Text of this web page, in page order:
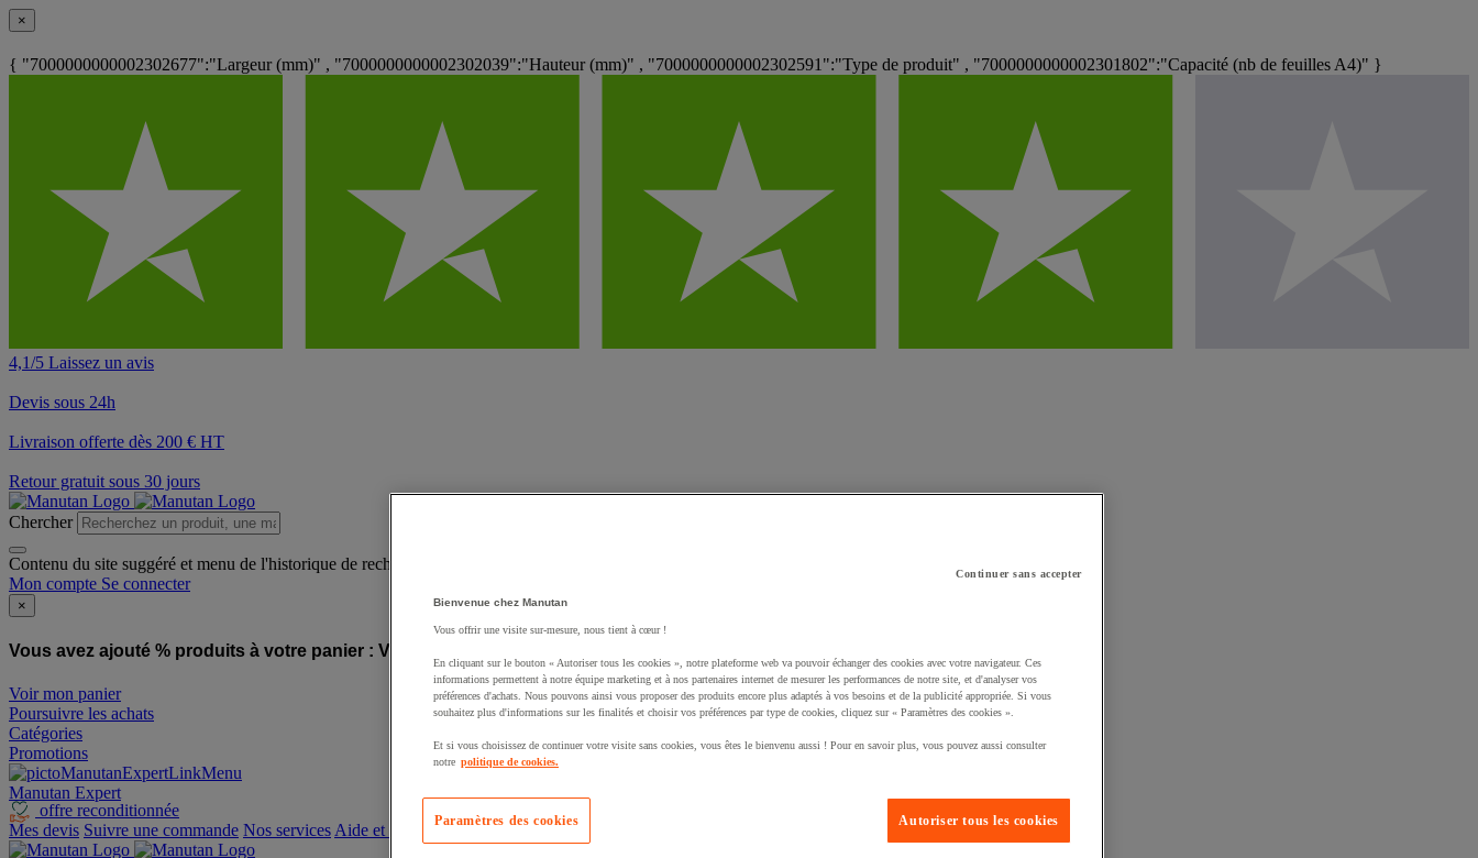
×
{ "7000000000002302677":"Largeur (mm)" , "7000000000002302039":"Hauteur (mm)" , "7000000000002302591":"Type de produit" , "7000000000002301802":"Capacité (nb de feuilles A4)" }
4,1/5 Laissez un avis
Devis sous 24h
Livraison offerte dès 200 € HT
Retour gratuit sous 30 jours
Chercher
Contenu du site suggéré et menu de l'historique de recherche
Mon compte Se connecter
×
Vous avez ajouté % produits à votre panier : Vous avez ajouté un produit à votre panier :
Voir mon panier
Poursuivre les achats
Catégories
Promotions
Manutan Expert
offre reconditionnée
Mes devis Suivre une commande Nos services Aide et contact
Continuer sans accepter
Bienvenue chez Manutan
Vous offrir une visite sur-mesure, nous tient à cœur !
En cliquant sur le bouton « Autoriser tous les cookies », notre plateforme web va pouvoir échanger des cookies avec votre navigateur. Ces
informations permettent à notre équipe marketing et à nos partenaires internet de mesurer les performances de notre site, et d'analyser vos
préférences d'achats. Nous pouvons ainsi vous proposer des produits encore plus adaptés à vos besoins et de la publicité appropriée. Si vous
souhaitez plus d'informations sur les finalités et choisir vos préférences par type de cookies, cliquez sur « Paramètres des cookies ».
Et si vous choisissez de continuer votre visite sans cookies, vous êtes le bienvenu aussi ! Pour en savoir plus, vous pouvez aussi consulter
notre politique de cookies.
Autoriser tous les cookies
Paramètres des cookies